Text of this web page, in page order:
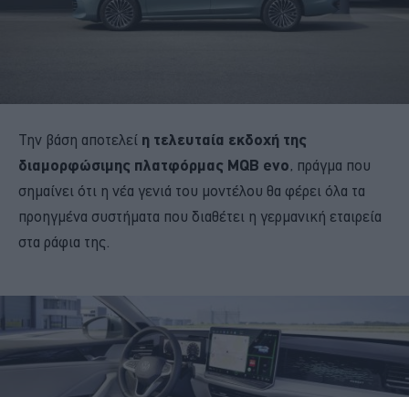
Την βάση αποτελεί η τελευταία εκδοχή της
διαμορφώσιμης πλατφόρμας MQB evo, πράγμα που
σημαίνει ότι η νέα γενιά του μοντέλου θα φέρει όλα τα
προηγμένα συστήματα που διαθέτει η γερμανική εταιρεία
στα ράφια της.